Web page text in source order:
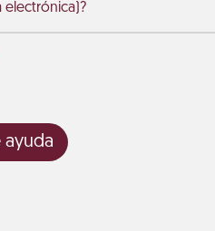
electrónica)?
ayuda